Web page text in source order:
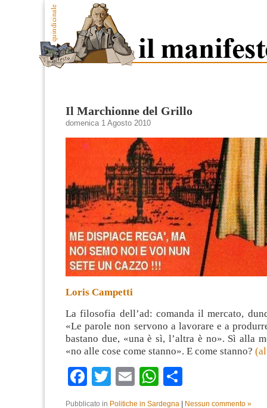
Il Marchionne del Grillo
domenica 1 Agosto 2010
Loris Campetti
La filosofia dell’ad: comanda il mercato,
«Le parole non servono a lavorare e a
bastano due, «una è sì, l’altra è no». Sì alla
«no alle cose come stanno». E come stanno?
Facebook
TwitterEmailWhatsApp
Pubblicato in Politiche in Sardegna Nessun commento »